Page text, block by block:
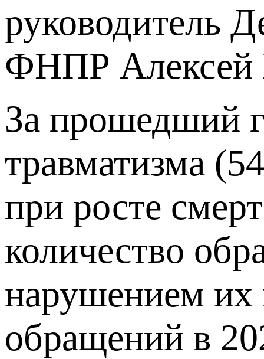
руководитель
ФНПР Алексей
За прошедший
травматизма
при росте
количество
нарушением их
обращений в